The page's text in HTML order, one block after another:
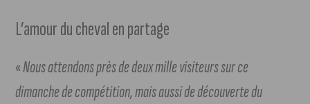
L’amour du cheval en partage
«Nous attendons près de deux mille visiteurs sur ce
dimanche de compétition, mais aussi de découverte du